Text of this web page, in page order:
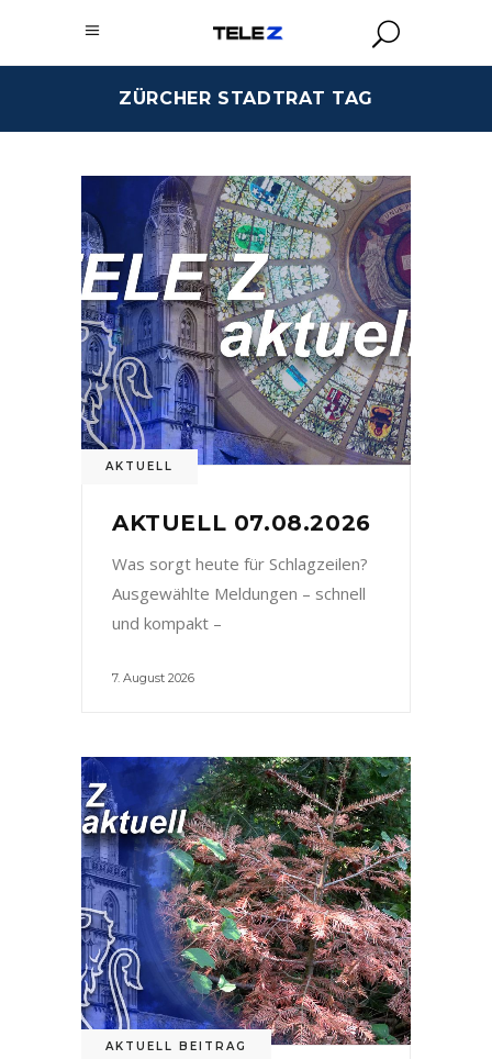
ZÜRCHER STADTRAT TAG
AKTUELL
AKTUELL 07.08.2026
Was sorgt heute für Schlagzeilen?
Ausgewählte Meldungen – schnell
und kompakt –
7. August 2026
AKTUELL BEITRAG